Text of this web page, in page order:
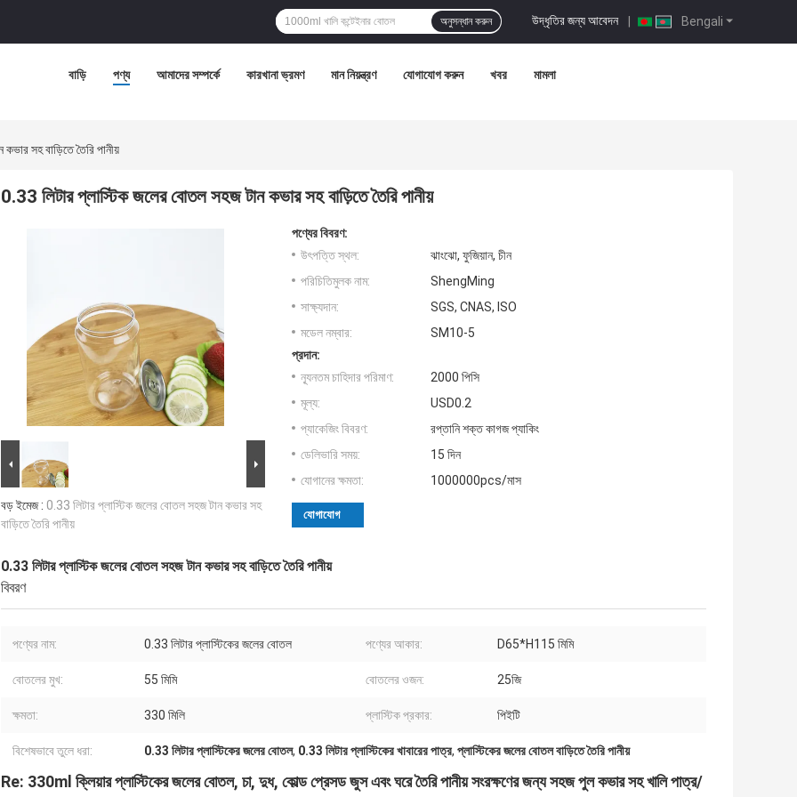
Bengali
উদ্ধৃতির জন্য আবেদন |
অনুসন্ধান করুন
বাড়ি পণ্য আমাদের সম্পর্কে কারখানা ভ্রমণ মান নিয়ন্ত্রণ যোগাযোগ করুন খবর মামলা
সহ বাড়িতে তৈরি পানীয়
0.33 লিটার প্লাস্টিক জলের বোতল সহজ টান কভার সহ বাড়িতে তৈরি পানীয়
বড় ইমেজ : 0.33 লিটার প্লাস্টিক জলের বোতল সহজ টান কভার সহ
বাড়িতে তৈরি পানীয়
পণ্যের বিবরণ:
উৎপত্তি স্থল:
ঝাংঝো, ফুজিয়ান, চীন
পরিচিতিমুলক নাম:
ShengMing
সাক্ষ্যদান:
SGS, CNAS, ISO
মডেল নম্বার:
SM10-5
প্রদান:
ন্যূনতম চাহিদার পরিমাণ:
2000 পিসি
মূল্য:
USD0.2
প্যাকেজিং বিবরণ:
রপ্তানি শক্ত কাগজ প্যাকিং
ডেলিভারি সময়:
15 দিন
যোগানের ক্ষমতা:
1000000pcs/মাস
যোগাযোগ
0.33 লিটার প্লাস্টিক জলের বোতল সহজ টান কভার সহ বাড়িতে তৈরি পানীয়
বিবরণ
পণ্যের নাম: 0.33 লিটার প্লাস্টিকের জলের বোতল পণ্যের আকার: D65*H115 মিমি
বোতলের মুখ: 55 মিমি বোতলের ওজন: 25জি
ক্ষমতা: 330 মিলি প্লাস্টিক প্রকার: পিইটি
বিশেষভাবে তুলে ধরা: 0.33 লিটার প্লাস্টিকের জলের বোতল, 0.33 লিটার প্লাস্টিকের খাবারের পাত্র, প্লাস্টিকের জলের বোতল বাড়িতে তৈরি পানীয়
Re: 330ml ক্লিয়ার প্লাস্টিকের জলের বোতল, চা, দুধ, কোল্ড প্রেসড জুস এবং ঘরে তৈরি পানীয় সংরক্ষণের জন্য সহজ পুল কভার সহ খালি পাত্র/